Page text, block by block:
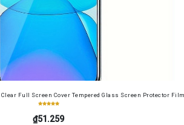
Clear Full Screen Cover Tempered Glass Screen Protector
₫51.259